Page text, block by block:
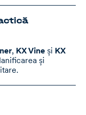
, KX Vine și KX
și